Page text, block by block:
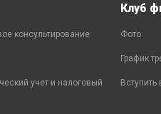
консультирование
учет и налоговый
Клуб
Фото
График
Вступить